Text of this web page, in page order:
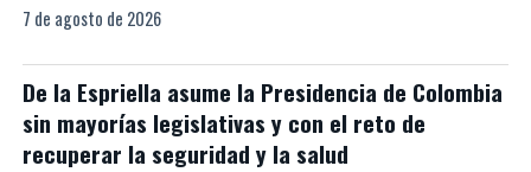
7 de agosto de 2026
De la Espriella asume la Presidencia de Colombia
sin mayorías legislativas y con el reto de
recuperar la seguridad y la salud